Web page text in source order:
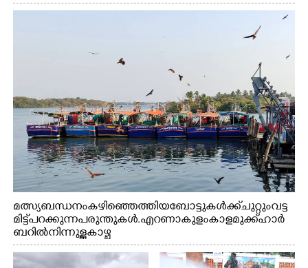
മത്സ്യബന്ധനം കഴിഞ്ഞെത്തിയ ബോട്ടുകൾക്ക് ചുറ്റും വട്ട
മിട്ട് പറക്കുന്ന പരുന്തുകൾ. എറണാകുളം കാളമുക്ക് ഹാർ
ബറിൽ നിന്നുള്ള കാഴ്ച